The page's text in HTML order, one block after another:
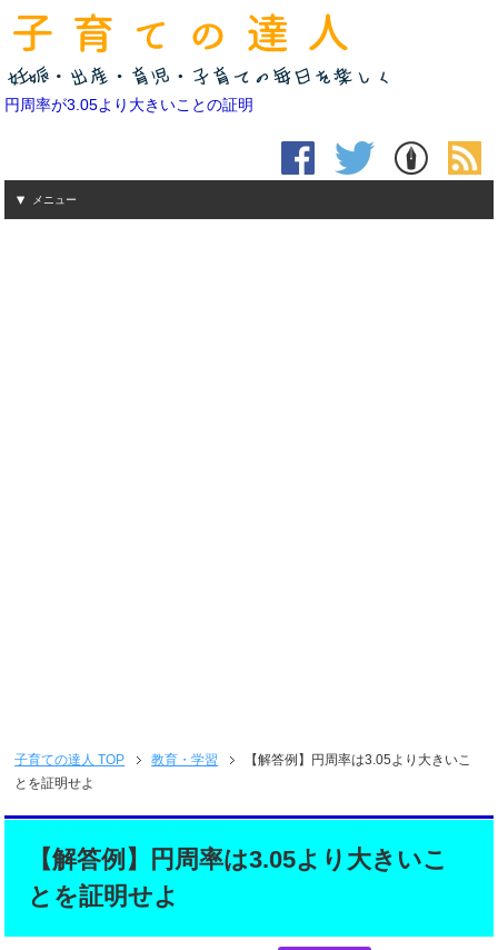
円周率が3.05より大きいことの証明
メニュー
子育ての達人 TOP 教育・学習
【解答例】円周率は3.05より大きいこ
とを証明せよ
【解答例】円周率は3.05より大きいこ
とを証明せよ